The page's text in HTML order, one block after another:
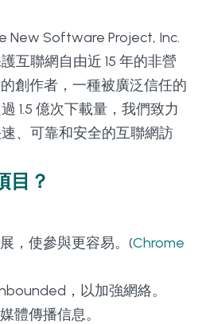
New Software Project, Inc.
互聯網自由近 15 年的非營
的創作者，一種被廣泛信任的
1.5 億次下載量，我們致力
、可靠和安全的互聯網訪
目？
，使參與更容易。(Chrome
，以加強網絡。
體傳播信息。